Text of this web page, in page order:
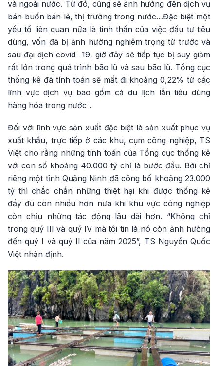
và ngoài nước. Từ đó, cũng sẽ ảnh hướng đến dịch vụ
bán buốn bán lẻ, thị trường trong nước…Đặc biệt một
yếu tố liên quan nữa là tinh thần của việc đầu tư tiêu
dùng, vốn đã bị ảnh hưởng nghiêm trọng từ trước và
sau đại dịch covid- 19, giờ đây sẽ tiếp tục bị suy giảm
rất lớn trong quá trình bão lũ và sau bão lũ. Tổng cục
thống kê đã tính toán sẽ mất đi khoảng 0,22% từ các
lĩnh vực dịch vụ bao gồm cả du lịch lẫn tiêu dùng
hàng hóa trong nước .
Đối với lĩnh vực sản xuất đặc biệt là sản xuất phục vụ
xuất khẩu, trực tiếp ở các khu, cụm công nghiệp, TS
Việt cho rằng những tính toán của Tổng cục thống kê
với con số khoảng 40.000 tỷ chỉ là bước đầu. Bởi chỉ
riêng một tỉnh Quảng Ninh đã công bố khoảng 23.000
tỷ thì chắc chắn những thiệt hại khi được thống kê
đầy đủ còn nhiều hơn nữa khi khu vực công nghiệp
còn chịu những tác động lâu dài hơn. “Không chỉ
trong quý III và quý IV mà tôi tin là nó còn ảnh hưởng
đến quý I và quý II của năm 2025”, TS Nguyễn Quốc
Việt nhận định.